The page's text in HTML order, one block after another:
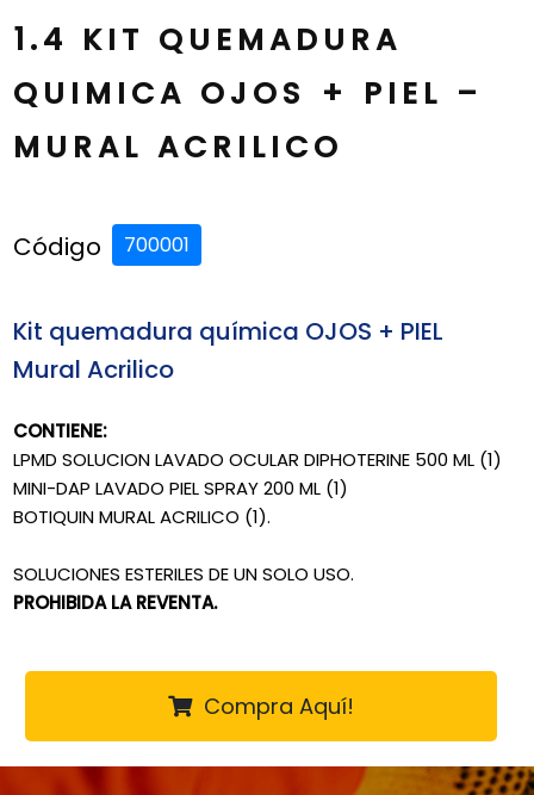
1.4 KIT QUEMADURA
QUIMICA OJOS + PIEL –
MURAL ACRILICO
Código 700001
Kit quemadura química OJOS + PIEL
Mural Acrilico
CONTIENE:
LPMD SOLUCION LAVADO OCULAR DIPHOTERINE 500 ML (1)
MINI-DAP LAVADO PIEL SPRAY 200 ML (1)
BOTIQUIN MURAL ACRILICO (1).
SOLUCIONES ESTERILES DE UN SOLO USO.
PROHIBIDA LA REVENTA.
Compra Aquí!